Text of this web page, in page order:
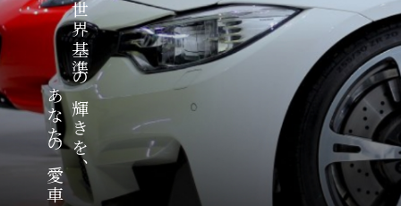
世界基準の輝きを、
あなたの愛車に。